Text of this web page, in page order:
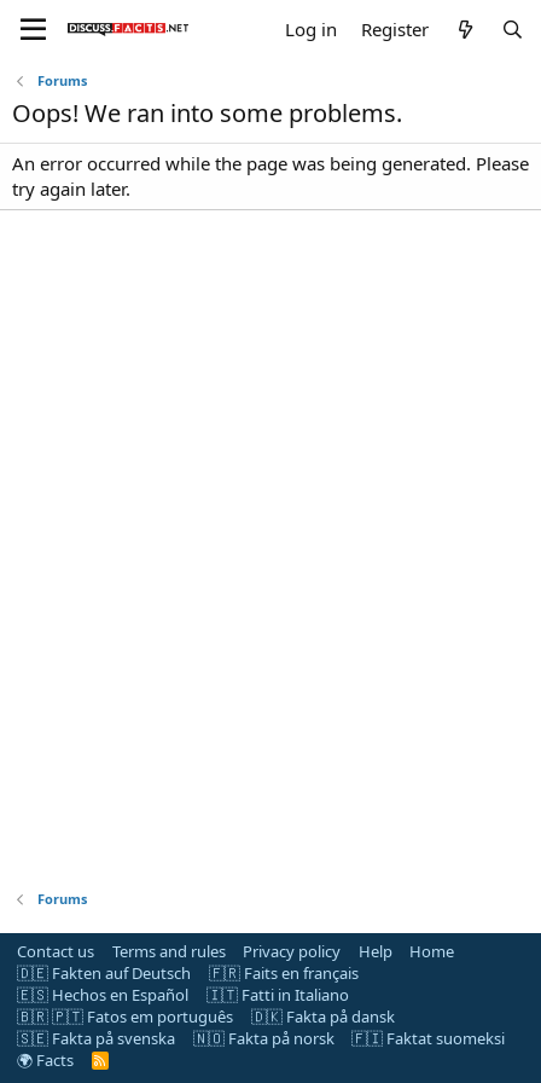
Log in Register
Forums
Oops! We ran into some problems.
An error occurred while the page was being generated. Please
try again later.
Forums
Contact us Terms and rules Privacy policy Help
Home
🇩🇪 Fakten auf Deutsch
🇫🇷 Faits en français
🇪🇸 Hechos en Español
🇮🇹 Fatti in Italiano
🇧🇷 🇵🇹 Fatos em português
🇩🇰 Fakta på dansk
🇸🇪 Fakta på svenska
🇳🇴 Fakta på norsk
🇫🇮 Faktat suomeksi
🌍 Facts
R